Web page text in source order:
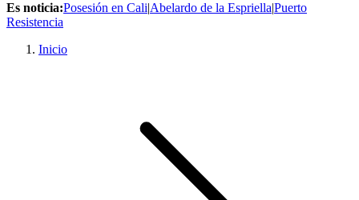
Es noticia:Posesión en Cali|Abelardo de la Espriella|Puerto
Resistencia
Inicio